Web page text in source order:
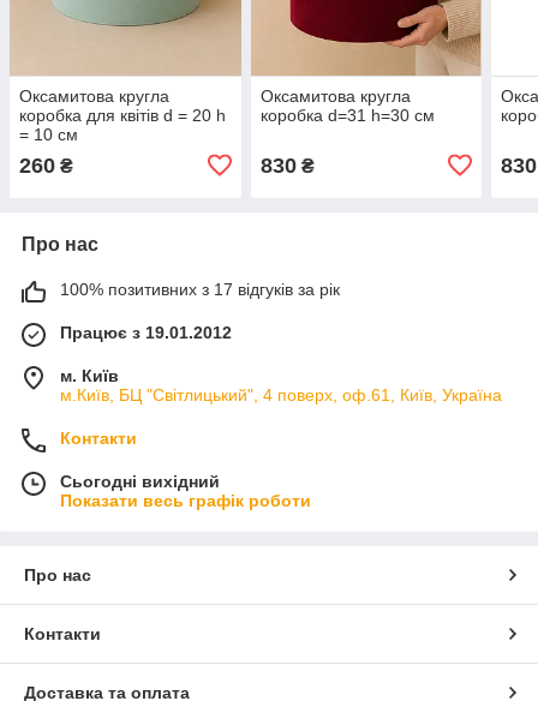
Оксамитова кругла
коробка для квітів d = 20 h
= 10 см
260 ₴
Оксамитова кругла
коробка d=31 h=30 см
830₴ 830
Про нас
100% позитивних з 17 відгуків за рік
Працює з 19.01.2012
м. Київ
м.Київ, БЦ "Світлицький", 4 поверх, оф.61, Київ, Україна
Контакти
Сьогодні вихідний
Показати весь графік роботи
Про нас
Контакти
Доставка та оплата